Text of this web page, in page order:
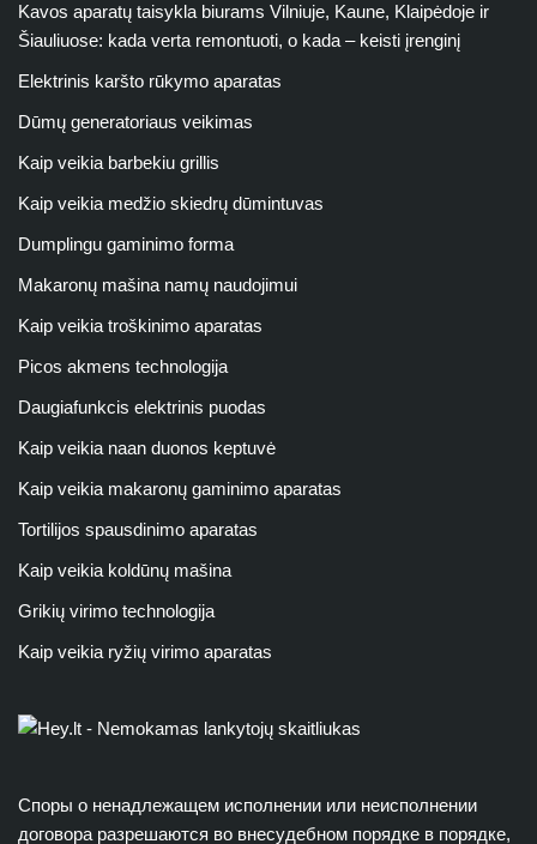
Kavos aparatų taisykla biurams Vilniuje, Kaune, Klaipėdoje ir
Šiauliuose: kada verta remontuoti, o kada – keisti įrenginį
Elektrinis karšto rūkymo aparatas
Dūmų generatoriaus veikimas
Kaip veikia barbekiu grillis
Kaip veikia medžio skiedrų dūmintuvas
Dumplingu gaminimo forma
Makaronų mašina namų naudojimui
Kaip veikia troškinimo aparatas
Picos akmens technologija
Daugiafunkcis elektrinis puodas
Kaip veikia naan duonos keptuvė
Kaip veikia makaronų gaminimo aparatas
Tortilijos spausdinimo aparatas
Kaip veikia koldūnų mašina
Grikių virimo technologija
Kaip veikia ryžių virimo aparatas
Споры о ненадлежащем исполнении или неисполнении
договора разрешаются во внесудебном порядке в порядке,